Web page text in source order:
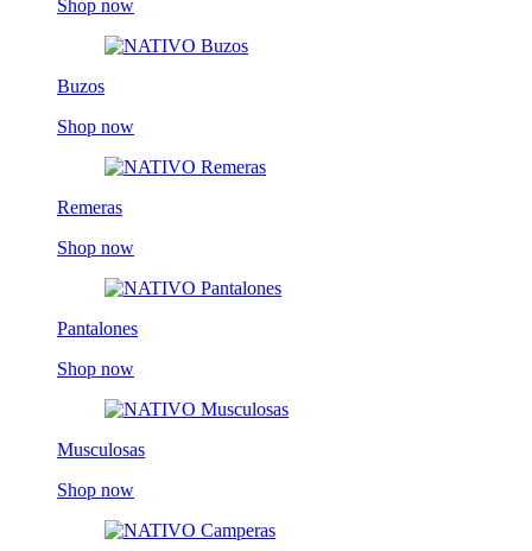
Shop now
Buzos
Shop now
Remeras
Shop now
Pantalones
Shop now
Musculosas
Shop now